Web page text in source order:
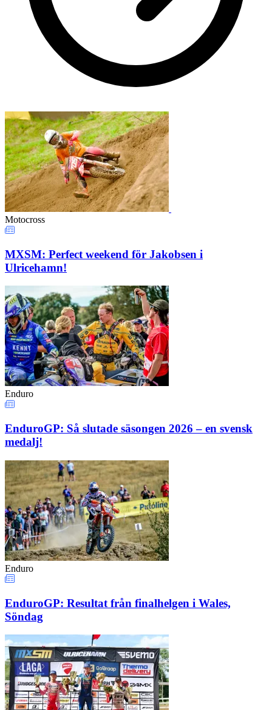
Motocross
MXSM: Perfect weekend för Jakobsen i
Ulricehamn!
Enduro
EnduroGP: Så slutade säsongen 2026 – en svensk
medalj!
Enduro
EnduroGP: Resultat från finalhelgen i Wales,
Söndag